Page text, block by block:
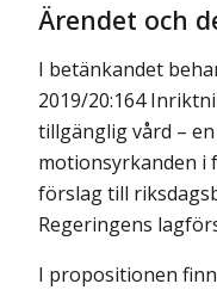
Ärendet och
I betänkandet
2019/20:164
tillgänglig vård –
motionsyrkanden i
förslag till
Regeringens
I propositionen